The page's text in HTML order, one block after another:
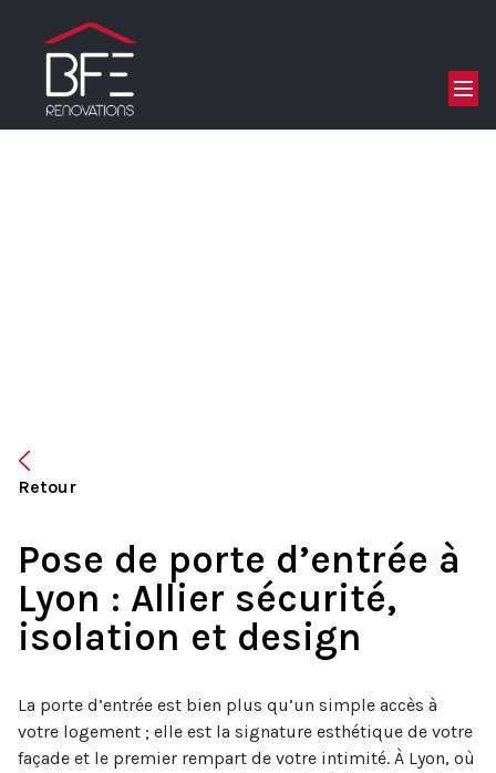
Retour
Pose de porte d’entrée à
Lyon : Allier sécurité,
isolation et design
La porte d’entrée est bien plus qu’un simple accès à
votre logement ; elle est la signature esthétique de votre
façade et le premier rempart de votre intimité. À Lyon, où